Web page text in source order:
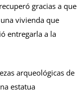
gracias a que
vivienda que
entregarla a la
arqueológicas de
estatua